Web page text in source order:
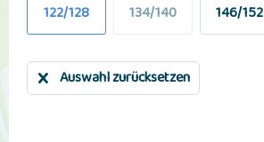
122/128
134/140 146/152
Auswahl zurücksetzen